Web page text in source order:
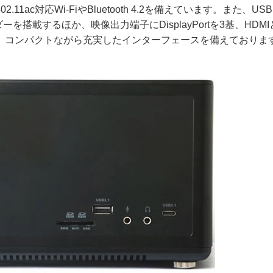
対応Wi-FiやBluetooth 4.2を備えています。また、
を搭載するほか、映像出力端子にDisplayPortを3基、HDMI
ンパクトながら充実したインターフェースを備えておりま